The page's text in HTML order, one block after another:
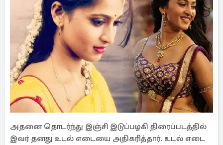
அதனை தொடர்ந்து இஞ்சி இடுப்பழகி திரைப்படத்தில்
இவர் தனது உடல் எடையை அதிகரித்தார். உடல் எடை